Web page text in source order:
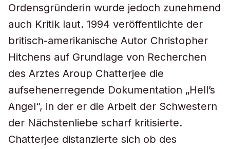
Ordensgründerin wurde jedoch zunehmend
auch Kritik laut. 1994 veröffentlichte der
britisch-amerikanische Autor Christopher
Hitchens auf Grundlage von Recherchen
des Arztes Aroup Chatterjee die
aufsehenerregende Dokumentation „Hell’s
Angel“, in der er die Arbeit der Schwestern
der Nächstenliebe scharf kritisierte.
Chatterjee distanzierte sich ob des